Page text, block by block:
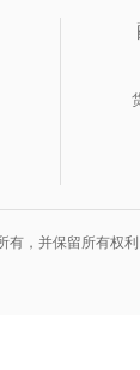
有，并保留所有权